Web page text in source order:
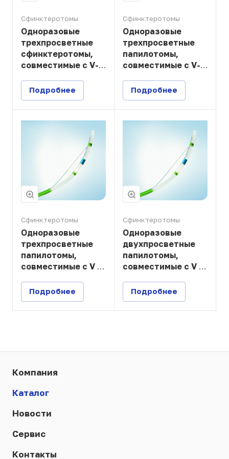
Сфинктеротомы
Одноразовые
трехпросветные
сфинктеротомы,
совместимые с V-
каналомдля
проводника в
дистальной части
Подробнее
Сфинктеротомы
Одноразовые
трехпросветные
папилотомы,
совместимые с V-
проводником
VisiGlide
Подробнее
Сфинктеротомы
Одноразовые
трехпросветные
папилотомы,
совместимые с V –
Подробнее
Сфинктеротомы
Одноразовые
двухпросветные
папилотомы,
совместимые с V –
Подробнее
Компания
Каталог
Новости
Сервис
Контакты